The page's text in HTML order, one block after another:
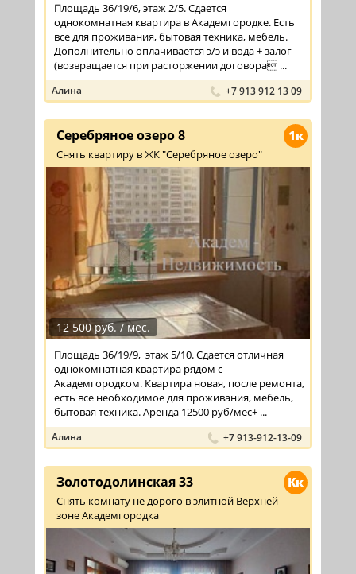
Площадь 36/19/6, этаж 2/5. Сдается
однокомнатная квартира в Академгородке. Есть
все для проживания, бытовая техника, мебель.
Дополнительно оплачивается э/э и вода + залог
(возвращается при расторжении договора ...
Алина +7 913 912 13 09
1к
Серебряное озеро 8
Снять квартиру в ЖК "Серебряное озеро"
12 500 руб. / мес.
Площадь 36/19/9, этаж 5/10. Сдается отличная
однокомнатная квартира рядом с
Академгородком. Квартира новая, после ремонта,
есть все необходимое для проживания, мебель,
бытовая техника. Аренда 12500 руб/мес+ ...
Алина +7 913-912-13-09
Кк
Золотодолинская 33
Снять комнату не дорого в элитной Верхней
зоне Академгородка